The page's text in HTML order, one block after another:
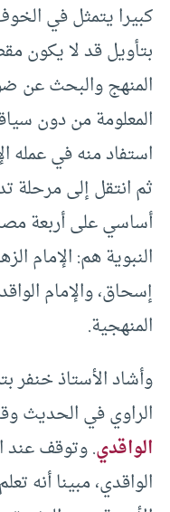
كبيرا يتمثل في
بتأويل قد لا يكون
المنهج والبحث عن
المعلومة من دون
استفاد منه في عمله
ثم انتقل إلى مرحلة
أساسي على أربعة
النبوية هم: الإمام
إسحاق، والإمام
المنهجية.
وأشاد الأستاذ
الراوي في الحديث
الواقدي. وتوقف
الواقدي، مبينا أنه